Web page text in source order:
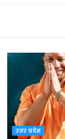
उत्तर प्रदेश